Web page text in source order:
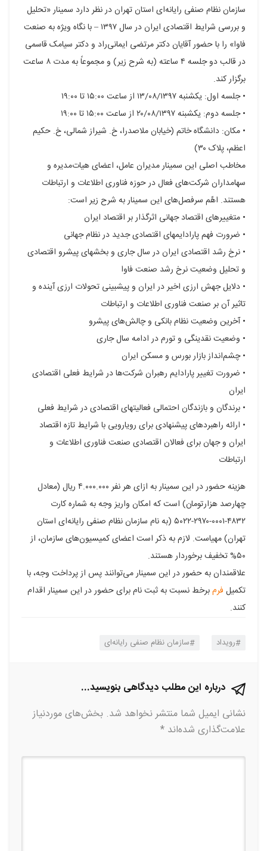
پلاس
سازمان نظام صنفی رایانه‌ای استان تهران در نظر دارد سمینار «تحلیل
و بررسی شرایط اقتصادی ایران در سال ۱۳۹۷ – با نگاه ویژه به صنعت
فاوا» را با حضور آقایان دکتر مرتضی ایمانی‌راد و دکتر سیامک قاسمی
در قالب دو جلسه ۴ ساعته (به شرح زیر) و مجموعاً به مدت ۸ ساعت
برگزار کند.
• جلسه اول: یکشنبه ۱۳/۰۸/۱۳۹۷ از ساعت ۱۵:۰۰ تا ۱۹:۰۰
• جلسه دوم: یکشبنه ۲۰/۰۸/۱۳۹۷ از ساعت ۱۵:۰۰ تا ۱۹:۰۰
• مکان: دانشگاه خاتم (خیابان ملاصدرا، خ. شیراز شمالی، خ. حکیم
اعظم، پلاک ۳۰)
مخاطب اصلی این سمینار مدیران عامل، اعضای هیات‌‏مدیره و
سهام‏داران شرکت‏‌های فعال در حوزه فناوری اطلاعات و ارتباطات
هستند. اهّم سرفصل‌‏های این سمینار به شرح زیر است:
• متغییرهای اقتصاد جهانی اثرگذار بر اقتصاد ایران
• ضرورت فهم پارادایم‏های اقتصادی جدید در نظام جهانی
• نرخ رشد اقتصادی ایران در سال جاری و بخش‏های پیشرو اقتصادی
و تحلیل وضعیت نرخ رشد صنعت فاوا
• دلایل جهش ارزی اخیر در ایران و پیش‏بینی تحولات ارزی آینده و
تاثیر آن بر صنعت فناوری اطلاعات و ارتباطات
• آخرین وضعیت نظام بانکی و چالش‏‌های پیشرو
• وضعیت نقدینگی و تورم در ادامه سال جاری
• چشم‌‏انداز بازار بورس و مسکن ایران
• ضرورت تغییر پارادایم رهبران شرکت‌‏ها در شرایط فعلی اقتصادی
ایران
• برندگان و بازندگان احتمالی فعالیت‎های اقتصادی در شرایط فعلی
• ارائه راهبرد‏های پیشنهادی برای رویارویی با شرایط تازه اقتصاد
ایران و جهان برای فعالان اقتصادی صنعت فناوری اطلاعات و
ارتباطات
هزینه حضور در این سمینار به ازای هر نفر ۴.۰۰۰.۰۰۰ ریال (معادل
چهارصد هزارتومان) است که امکان واریز وجه به شماره کارت
۴۸۳۲-۰۰۰۱-۲۹۷۰-۵۰۲۲ (به نام سازمان نظام صنفی رایانه‌‏ای استان
تهران) مهیاست. لازم به ذکر است اعضای کمیسیون‏‌های سازمان، از
۵۰% تخفیف برخوردار هستند.
علاقمندان به حضور در این سمینار می‌توانند پس از پرداخت وجه، با
تکمیل فرمبرخط نسبت به ثبت نام برای حضور در این سمینار اقدام
کنند.
رویداد سازمان نظام صنفی رایانه‌ای
درباره این مطلب دیدگاهی بنویسید...
نشانی ایمیل شما منتشر نخواهد شد. بخش‌های موردنیاز
علامت‌گذاری شده‌اند *